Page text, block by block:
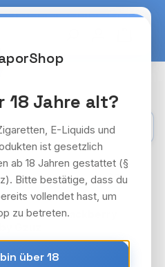
Filter
- H3BTA - Blackberry
18 Jahre alt?
E-Liquids und
ist gesetzlich
ab 18 Jahren gestattet (§
Bitte bestätige, dass du
vollendet hast, um
zu betreten.
über 18